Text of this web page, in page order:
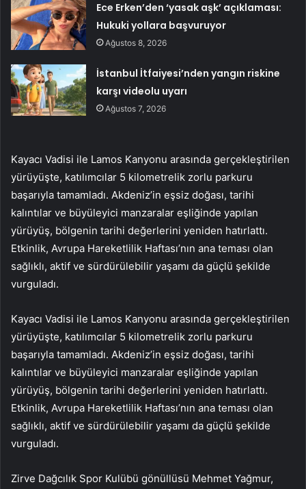
Ece Erken’den ‘yasak aşk’ açıklaması:
Hukuki yollara başvuruyor
Ağustos 8, 2026
İstanbul İtfaiyesi’nden yangın riskine
karşı videolu uyarı
Ağustos 7, 2026
Kayacı Vadisi ile Lamos Kanyonu arasında gerçekleştirilen
yürüyüşte, katılımcılar 5 kilometrelik zorlu parkuru
başarıyla tamamladı. Akdeniz’in eşsiz doğası, tarihi
kalıntılar ve büyüleyici manzaralar eşliğinde yapılan
yürüyüş, bölgenin tarihi değerlerini yeniden hatırlattı.
Etkinlik, Avrupa Hareketlilik Haftası’nın ana teması olan
sağlıklı, aktif ve sürdürülebilir yaşamı da güçlü şekilde
vurguladı.
Kayacı Vadisi ile Lamos Kanyonu arasında gerçekleştirilen
yürüyüşte, katılımcılar 5 kilometrelik zorlu parkuru
başarıyla tamamladı. Akdeniz’in eşsiz doğası, tarihi
kalıntılar ve büyüleyici manzaralar eşliğinde yapılan
yürüyüş, bölgenin tarihi değerlerini yeniden hatırlattı.
Etkinlik, Avrupa Hareketlilik Haftası’nın ana teması olan
sağlıklı, aktif ve sürdürülebilir yaşamı da güçlü şekilde
vurguladı.
Zirve Dağcılık Spor Kulübü gönüllüsü Mehmet Yağmur,